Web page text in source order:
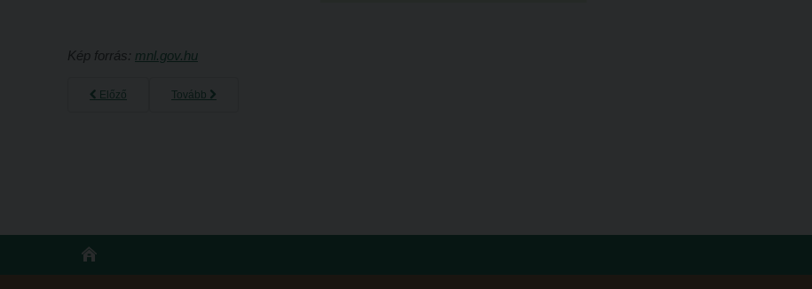
Kép forrás: mnl.gov.hu
Előző Tovább